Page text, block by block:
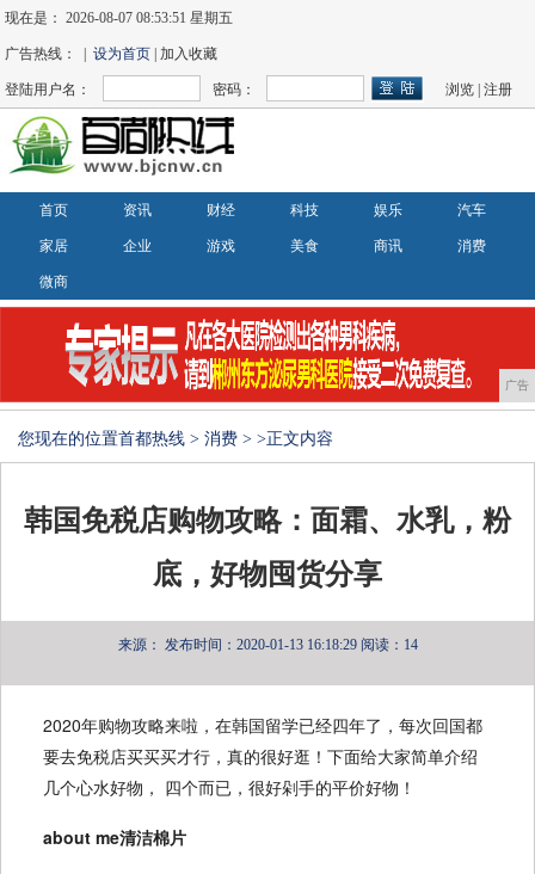
现在是：2026-08-07 08:53:51 星期五
广告热线： |设为首页 | 加入收藏
登陆用户名： 密码： 浏览 |注册
首页 资讯 财经 科技 娱乐 汽车
家居 企业 游戏 美食 商讯 消费
微商
广告
您现在的位置首都热线 > 消费 > >正文内容
韩国免税店购物攻略：面霜、水乳，粉
底，好物囤货分享
来源： 发布时间：2020-01-13 16:18:29 阅读：14
2020年购物攻略来啦，在韩国留学已经四年了，每次回国都
要去免税店买买买才行，真的很好逛！下面给大家简单介绍
几个心水好物， 四个而已，很好剁手的平价好物！
about me清洁棉片